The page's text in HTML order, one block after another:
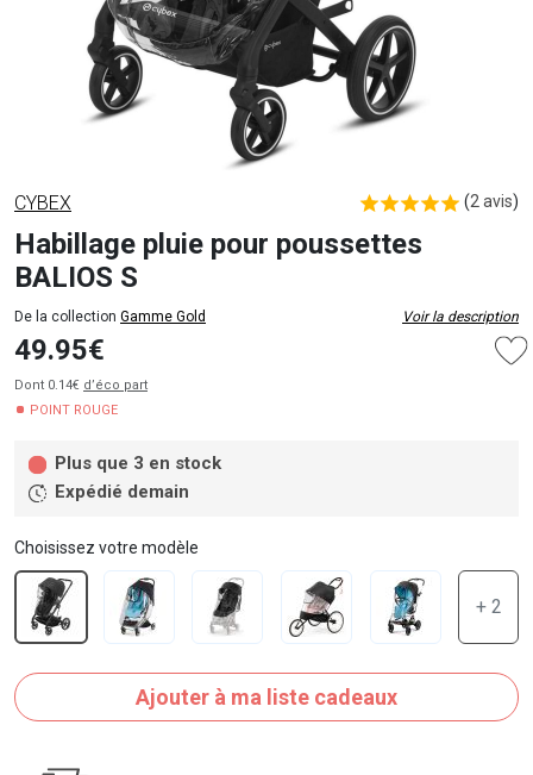
CYBEX (2 avis)
Habillage pluie pour poussettes
BALIOS S
De la collection Gamme Gold Voir la description
49.95€
Dont 0.14€ d’éco part
POINT ROUGE
Plus que 3 en stock
Expédié demain
Choisissez votre modèle
+ 2
Ajouter à ma liste cadeaux